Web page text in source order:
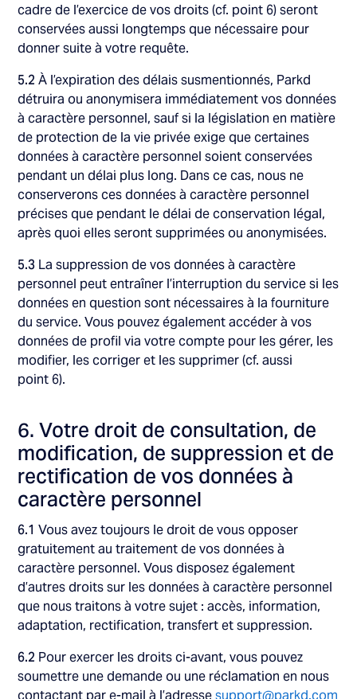
cadre de l’exercice de vos droits (cf. point 6) seront
conservées aussi longtemps que nécessaire pour
donner suite à votre requête.
5.2À l’expiration des délais susmentionnés, Parkd
détruira ou anonymisera immédiatement vos données
à caractère personnel, sauf si la législation en matière
de protection de la vie privée exige que certaines
données à caractère personnel soient conservées
pendant un délai plus long. Dans ce cas, nous ne
conserverons ces données à caractère personnel
précises que pendant le délai de conservation légal,
après quoi elles seront supprimées ou anonymisées.
5.3 La suppression de vos données à caractère
personnel peut entraîner l’interruption du service si les
données en question sont nécessaires à la fourniture
du service. Vous pouvez également accéder à vos
données de profil via votre compte pour les gérer, les
modifier, les corriger et les supprimer (cf. aussi
point 6).
6. Votre droit de consultation, de
modification, de suppression et de
rectification de vos données à
caractère personnel
6.1Vous avez toujours le droit de vous opposer
gratuitement au traitement de vos données à
caractère personnel. Vous disposez également
d’autres droits sur les données à caractère personnel
que nous traitons à votre sujet : accès, information,
adaptation, rectification, transfert et suppression.
6.2 Pour exercer les droits ci-avant, vous pouvez
soumettre une demande ou une réclamation en nous